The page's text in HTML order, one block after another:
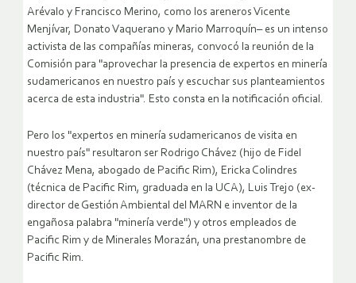
Arévalo y Francisco Merino, como los areneros Vicente
Menjívar, Donato Vaquerano y Mario Marroquín– es un intenso
activista de las compañías mineras, convocó la reunión de la
Comisión para "aprovechar la presencia de expertos en minería
sudamericanos en nuestro país y escuchar sus planteamientos
acerca de esta industria". Esto consta en la notificación oficial.
Pero los "expertos en minería sudamericanos de visita en
nuestro país" resultaron ser Rodrigo Chávez (hijo de Fidel
Chávez Mena, abogado de Pacific Rim), Ericka Colindres
(técnica de Pacific Rim, graduada en la UCA), Luis Trejo (ex-
director de Gestión Ambiental del MARN e inventor de la
engañosa palabra "minería verde") y otros empleados de
Pacific Rim y de Minerales Morazán, una prestanombre de
Pacific Rim.